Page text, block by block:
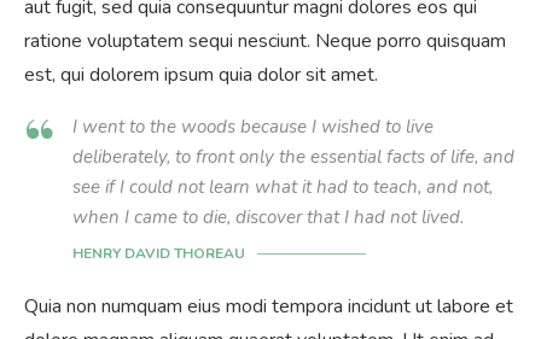
aut fugit, sed quia consequuntur magni dolores eos qui
ratione voluptatem sequi nesciunt. Neque porro quisquam
est, qui dolorem ipsum quia dolor sit amet.
I went to the woods because I wished to live
deliberately, to front only the essential facts of life, and
see if I could not learn what it had to teach, and not,
when I came to die, discover that I had not lived.
HENRY DAVID THOREAU
Quia non numquam eius modi tempora incidunt ut labore et